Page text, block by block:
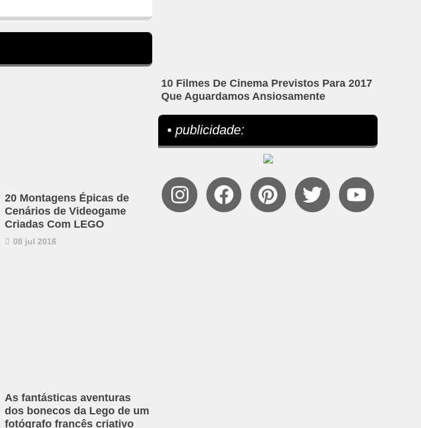
20 Montagens Épicas de
Cenários de Videogame
Criadas Com LEGO
08 jul 2016
As fantásticas aventuras
dos bonecos da Lego de um
fotógrafo francês criativo
10 Filmes De Cinema Previstos Para 2017
Que Aguardamos Ansiosamente
• publicidade: